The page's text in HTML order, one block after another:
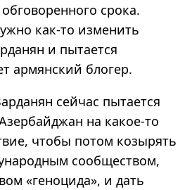
срока.
как-то изменить
и пытается
армянский блогер.
сейчас пытается
на какое-то
чтобы потом козырять
сообществом,
«геноцида», и дать